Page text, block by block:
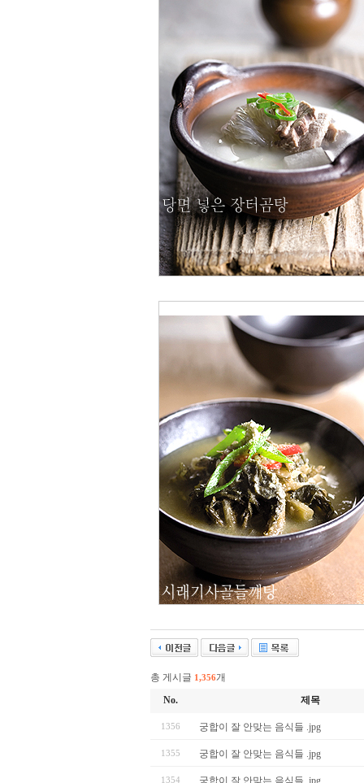
총 게시글 1,356개
No.
제목
1356 궁합이 잘 안맞는 음식들 .jpg
1355 궁합이 잘 안맞는 음식들 .jpg
1354 궁합이 잘 안맞는 음식들 .jpg